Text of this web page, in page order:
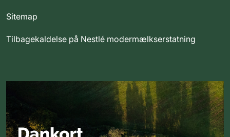
Sitemap
Tilbagekaldelse på Nestlé modermælkserstatning